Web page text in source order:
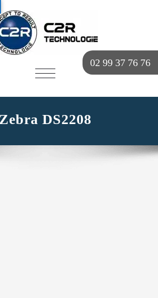
02 99 37 76 76
AFFICHER/MASQUER
Zebra DS2208